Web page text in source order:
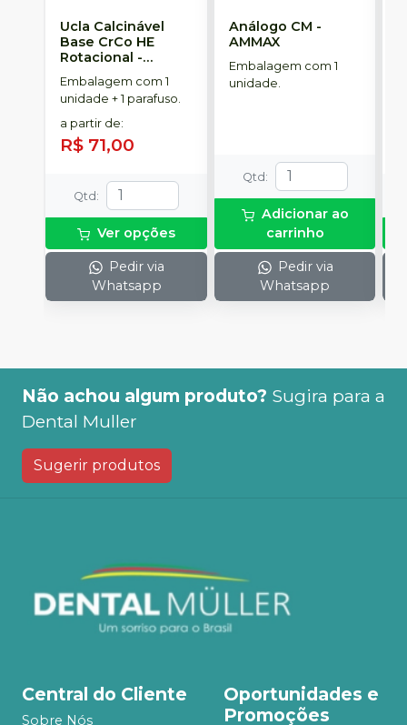
Ucla Calcinável
Base CrCo HE
Rotacional -
SINGULAR
Embalagem com 1
unidade + 1 parafuso.
a partir de:
R$ 71,00
Qtd :
Ver opções
Pedir via
Whatsapp
Análogo CM -
AMMAX
Embalagem com 1
unidade.
Qtd :
Adicionar ao
carrinho
Pedir via
Whatsapp
Não achou algum produto? Sugira para a
Dental Muller
Sugerir produtos
Central do Cliente
Sobre Nós
Oportunidades e
Promoções